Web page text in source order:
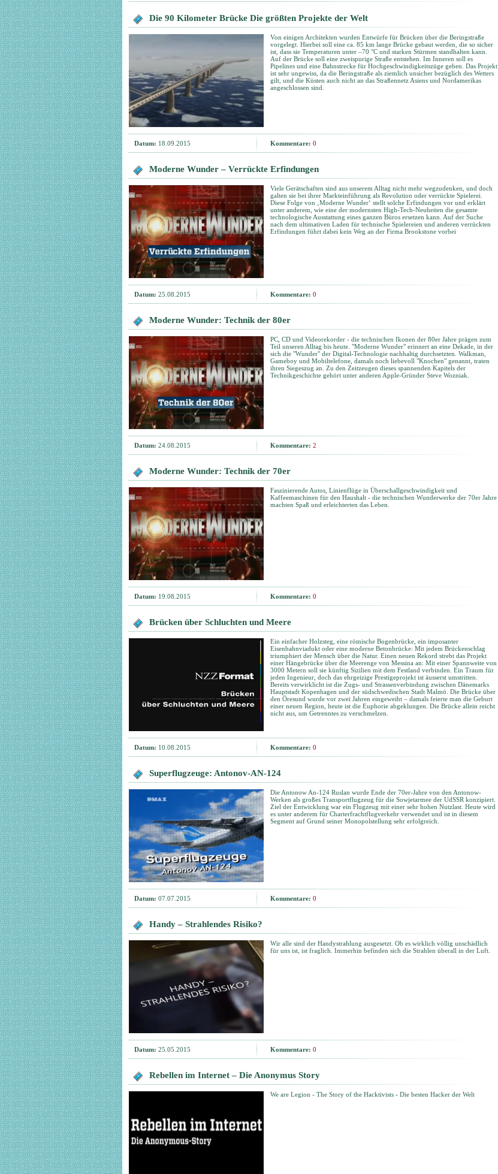
Die 90 Kilometer Brücke Die größten Projekte der Welt
Von einigen Architekten wurden Entwürfe für Brücken über die Beringstraße
vorgelegt. Hierbei soll eine ca. 85 km lange Brücke gebaut werden, die so sicher
ist, dass sie Temperaturen unter –70 °C und starken Stürmen standhalten kann.
Auf der Brücke soll eine zweispurige Straße entstehen. Im Inneren soll es
Pipelines und eine Bahnstrecke für Hochgeschwindigkeitszüge geben. Das Projekt
ist sehr ungewiss, da die Beringstraße als ziemlich unsicher bezüglich des Wetters
gilt, und die Küsten auch nicht an das Straßennetz Asiens und Nordamerikas
angeschlossen sind.
Datum: 18.09.2015 Kommentare: 0
Moderne Wunder – Verrückte Erfindungen
Viele Gerätschaften sind aus unserem Alltag nicht mehr wegzudenken, und doch
galten sie bei ihrer Markteinführung als Revolution oder verrückte Spielerei.
Diese Folge von ‚Moderne Wunder‘ stellt solche Erfindungen vor und erklärt
unter anderem, wie eine der modernsten High-Tech-Neuheiten die gesamte
technologische Ausstattung eines ganzen Büros ersetzen kann. Auf der Suche
nach dem ultimativen Laden für technische Spielereien und anderen verrückten
Erfindungen führt dabei kein Weg an der Firma Brookstone vorbei
Datum: 25.08.2015 Kommentare: 0
Moderne Wunder: Technik der 80er
PC, CD und Videorekorder - die technischen Ikonen der 80er Jahre prägen zum
Teil unseren Alltag bis heute. "Moderne Wunder" erinnert an eine Dekade, in der
sich die "Wunder" der Digital-Technologie nachhaltig durchsetzten. Walkman,
Gameboy und Mobiltelefone, damals noch liebevoll "Knochen" genannt, traten
ihren Siegeszug an. Zu den Zeitzeugen dieses spannenden Kapitels der
Technikgeschichte gehört unter anderen Apple-Gründer Steve Wozniak.
Datum: 24.08.2015 Kommentare: 2
Moderne Wunder: Technik der 70er
Faszinierende Autos, Linienflüge in Überschallgeschwindigkeit und
Kaffeemaschinen für den Haushalt - die technischen Wunderwerke der 70er Jahre
machten Spaß und erleichterten das Leben.
Datum: 19.08.2015 Kommentare: 0
Brücken über Schluchten und Meere
Ein einfacher Holzsteg, eine römische Bogenbrücke, ein imposanter
Eisenbahnviadukt oder eine moderne Betonbrücke: Mit jedem Brückenschlag
triumphiert der Mensch über die Natur. Einen neuen Rekord strebt das Projekt
einer Hängebrücke über die Meerenge von Messina an: Mit einer Spannweite von
3000 Metern soll sie künftig Sizilien mit dem Festland verbinden. Ein Traum für
jeden Ingenieur, doch das ehrgeizige Prestigeprojekt ist äusserst umstritten.
Bereits verwirklicht ist die Zugs- und Strassenverbindung zwischen Dänemarks
Hauptstadt Kopenhagen und der südschwedischen Stadt Malmö. Die Brücke über
den Öresund wurde vor zwei Jahren eingeweiht – damals feierte man die Geburt
einer neuen Region, heute ist die Euphorie abgeklungen. Die Brücke allein reicht
nicht aus, um Getrenntes zu verschmelzen.
Datum: 10.08.2015 Kommentare: 0
Superflugzeuge: Antonov-AN-124
Die Antonow An-124 Ruslan wurde Ende der 70er-Jahre von den Antonow-
Werken als großes Transportflugzeug für die Sowjetarmee der UdSSR konzipiert.
Ziel der Entwicklung war ein Flugzeug mit einer sehr hohen Nutzlast. Heute wird
es unter anderem für Charterfrachtflugverkehr verwendet und ist in diesem
Segment auf Grund seiner Monopolstellung sehr erfolgreich.
Datum: 07.07.2015 Kommentare: 0
Handy – Strahlendes Risiko?
Wir alle sind der Handystrahlung ausgesetzt. Ob es wirklich völlig unschädlich
für uns ist, ist fraglich. Immerhin befinden sich die Strahlen überall in der Luft.
Datum: 25.05.2015 Kommentare: 0
Rebellen im Internet – Die Anonymus Story
We are Legion - The Story of the Hacktivists - Die besten Hacker der Welt